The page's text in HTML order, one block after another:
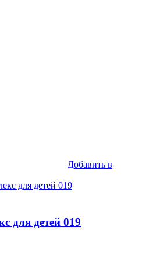
Добавить в
для детей 019